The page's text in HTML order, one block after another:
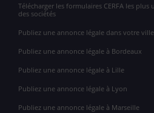
Télécharger les formulaires CERFA les
des sociétés
Publiez une annonce légale dans votre ville
Publiez une annonce légale à Bordeaux
Publiez une annonce légale à Lille
Publiez une annonce légale à Lyon
Publiez une annonce légale à Marseille